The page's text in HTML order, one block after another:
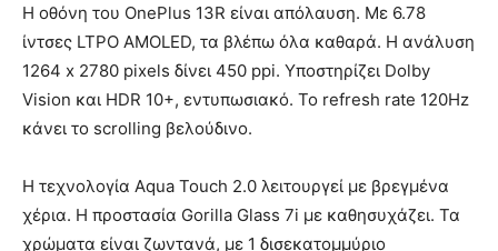
Η οθόνη του OnePlus 13R είναι απόλαυση. Με 6.78
ίντσες LTPO AMOLED, τα βλέπω όλα καθαρά. Η ανάλυση
1264 x 2780 pixels δίνει 450 ppi. Υποστηρίζει Dolby
Vision και HDR 10+, εντυπωσιακό. Το refresh rate 120Hz
κάνει το scrolling βελούδινο.
Η τεχνολογία Aqua Touch 2.0 λειτουργεί με βρεγμένα
χέρια. Η προστασία Gorilla Glass 7i με καθησυχάζει. Τα
χρώματα είναι ζωντανά, με 1 δισεκατομμύριο